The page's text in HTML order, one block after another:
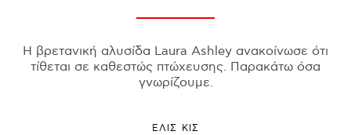
Η βρετανική αλυσίδα Laura Ashley ανακοίνωσε ότι
τίθεται σε καθεστώς πτώχευσης. Παρακάτω όσα
γνωρίζουμε.
ΕΛΙΣ ΚΙΣ